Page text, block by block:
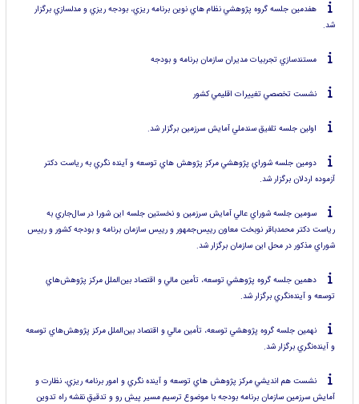
هفدمين جلسه گروه پژوهشي نظام هاي نوين برنامه ريزي، بودجه ريزي و مدلسازي برگزار
شد.
مستندسازي تجربيات مديران سازمان برنامه و بودجه
نشست تخصصي تغييرات اقليمي كشور
اولين جلسه تلفيق سندملي آمايش سرزمين برگزار شد.
دومين جلسه شوراي پژوهشي مركز پژوهش هاي توسعه و آينده نگري به رياست دكتر
آزموده اردلان برگزار شد.
سومين جلسه شوراي عالي آمايش سرزمين و نخستين جلسه اين شورا در سال‌جاري به
رياست دكتر محمدباقر نوبخت معاون رييس‌جمهور و رييس سازمان برنامه و بودجه كشور و رييس
شوراي مذكور در محل اين سازمان برگزار شد.
دهمين جلسه گروه پژوهشي توسعه، تأمين مالي و اقتصاد بين‌الملل مركز پژوهش‌هاي
توسعه و آينده‌نگري برگزار شد.
نهمين جلسه گروه پژوهشي توسعه، تأمين مالي و اقتصاد بين‌الملل مركز پژوهش‌هاي توسعه
و آينده‌نگري برگزار شد.
نشست هم انديشي مركز پژوهش هاي توسعه و آينده نگري و امور برنامه ريزي، نظارت و
آمايش سرزمين سازمان برنامه بودجه با موضوع ترسيم مسير پيشِ رو و تدقيقِ نقشه راه تدوين